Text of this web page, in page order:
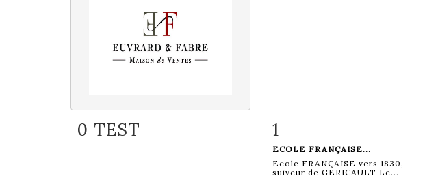
Fiche détaillée
0 TEST 1
ECOLE FRANÇAISE...
Ecole FRANÇAISE vers 1830,
suiveur de GERICAULT Le...